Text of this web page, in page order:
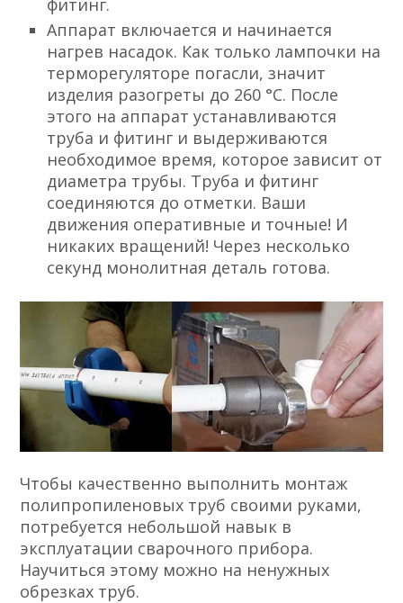
фитинг.
Аппарат включается и начинается
нагрев насадок. Как только лампочки на
терморегуляторе погасли, значит
изделия разогреты до 260 °C. После
этого на аппарат устанавливаются
труба и фитинг и выдерживаются
необходимое время, которое зависит от
диаметра трубы. Труба и фитинг
соединяются до отметки. Ваши
движения оперативные и точные! И
никаких вращений! Через несколько
секунд монолитная деталь готова.
Чтобы качественно выполнить монтаж
полипропиленовых труб своими руками,
потребуется небольшой навык в
эксплуатации сварочного прибора.
Научиться этому можно на ненужных
обрезках труб.